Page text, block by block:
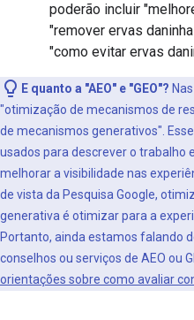
poderão incluir
"remover ervas
"como evitar ervas
E quanto a "AEO" e "GEO"?
"otimização de mecanismos de
de mecanismos generativos".
usados para descrever o trabalho
melhorar a visibilidade nas
de vista da Pesquisa Google,
generativa é otimizar para a
Portanto, ainda estamos falando
conselhos ou serviços de AEO ou
orientações sobre como avaliar